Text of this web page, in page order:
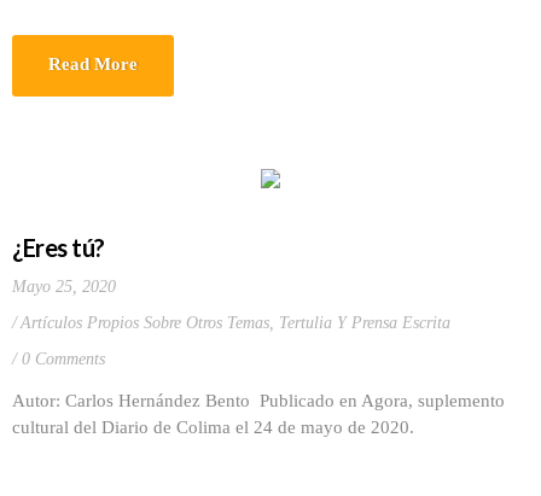
Read More
¿Eres tú?
Mayo 25, 2020
Artículos Propios Sobre Otros Temas, Tertulia Y Prensa Escrita
0 Comments
Autor: Carlos Hernández Bento Publicado en Agora, suplemento
cultural del Diario de Colima el 24 de mayo de 2020.